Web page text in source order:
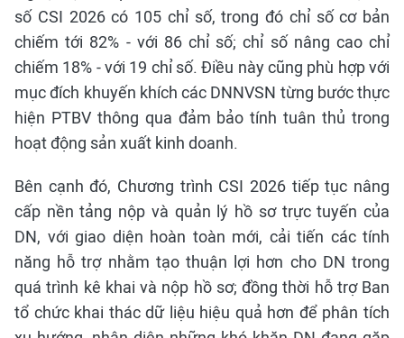
số CSI 2026 có 105 chỉ số, trong đó chỉ số cơ bản
chiếm tới 82% - với 86 chỉ số; chỉ số nâng cao chỉ
chiếm 18% - với 19 chỉ số. Điều này cũng phù hợp với
mục đích khuyến khích các DNNVSN từng bước thực
hiện PTBV thông qua đảm bảo tính tuân thủ trong
hoạt động sản xuất kinh doanh.
Bên cạnh đó, Chương trình CSI 2026 tiếp tục nâng
cấp nền tảng nộp và quản lý hồ sơ trực tuyến của
DN, với giao diện hoàn toàn mới, cải tiến các tính
năng hỗ trợ nhằm tạo thuận lợi hơn cho DN trong
quá trình kê khai và nộp hồ sơ; đồng thời hỗ trợ Ban
tổ chức khai thác dữ liệu hiệu quả hơn để phân tích